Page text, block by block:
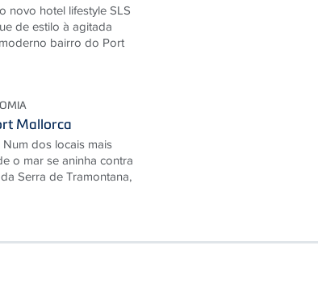
novo hotel lifestyle SLS
de estilo à agitada
bairro do Port
Mallorca
dos locais mais
o mar se aninha contra
Serra de Tramontana,